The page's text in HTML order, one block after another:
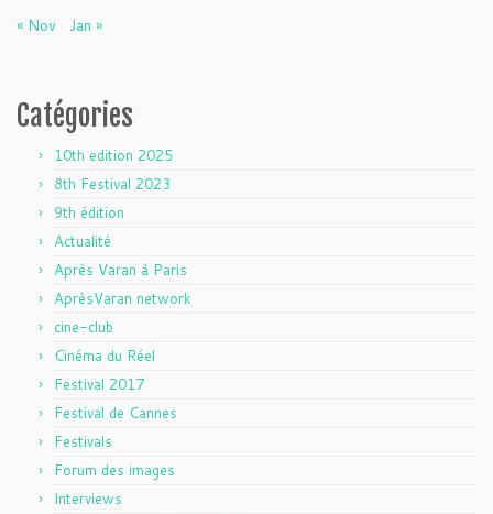
« Nov Jan »
Catégories
10th edition 2025
8th Festival 2023
9th édition
Actualité
Après Varan à Paris
AprèsVaran network
cine-club
Cinéma du Réel
Festival 2017
Festival de Cannes
Festivals
Forum des images
Interviews